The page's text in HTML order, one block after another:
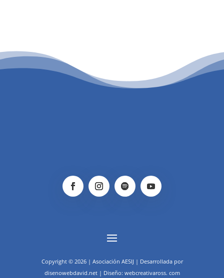
PATROCINIO CULTURAL
Copyright © 2026 | Asociación AESIJ | Desarrollada por
disenowebdavid.net | Diseño: webcreativaross. com